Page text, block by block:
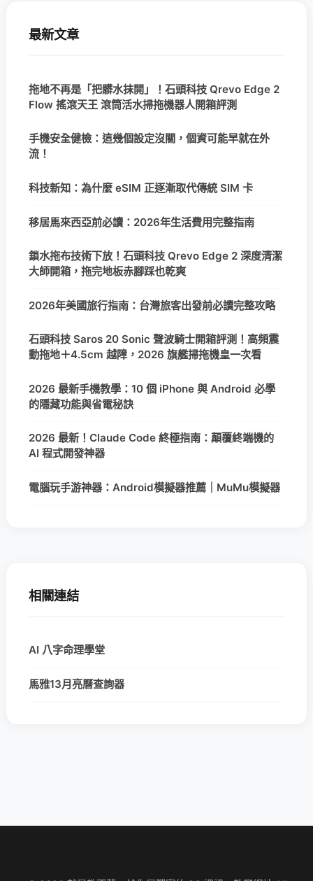
最新文章
拖地不再是「把髒水抹開」！石頭科技 Qrevo Edge 2
Flow 搖滾天王 滾筒活水掃拖機器人開箱評測
手機安全健檢：這幾個設定沒關，個資可能早就在外
流！
科技新知：為什麼 eSIM 正逐漸取代傳統 SIM 卡
移居馬來西亞前必讀：2026年生活費用完整指南
鎖水拖布技術下放！石頭科技 Qrevo Edge 2 深度清潔
大師開箱，拖完地板赤腳踩也乾爽
2026年美國旅行指南：台灣旅客出發前必讀完整攻略
石頭科技 Saros 20 Sonic 聲波騎士開箱評測！高頻震
動拖地＋4.5cm 越障，2026 旗艦掃拖機皇一次看
2026 最新手機教學：10 個 iPhone 與 Android 必學
的隱藏功能與省電秘訣
2026 最新！Claude Code 終極指南：顛覆終端機的
AI 程式開發神器
電腦玩手游神器：Android模擬器推薦｜MuMu模擬器
相關連結
AI 八字命理學堂
馬雅13月亮曆查詢器